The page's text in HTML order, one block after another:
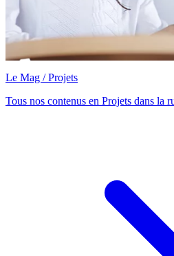
Le Mag / Projets
Tous nos contenus en Projets dans la